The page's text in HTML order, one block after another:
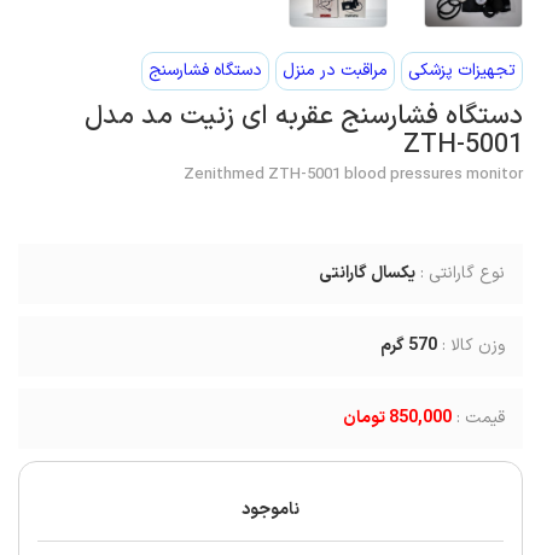
تجهیزات پزشکی مراقبت در منزل دستگاه فشارسنج
دستگاه فشارسنج عقربه ای زنیت مد مدل
ZTH-5001
Zenithmed ZTH-5001 blood pressures monitor
نوع گارانتی : یکسال گارانتی
وزن کالا : 570گرم
قیمت : 850,000 تومان
ناموجود